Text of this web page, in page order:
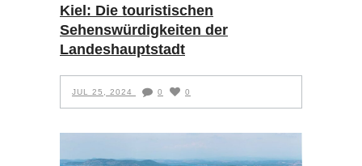
Kiel: Die touristischen
Sehenswürdigkeiten der
Landeshauptstadt
JUL 25, 2024 0 0